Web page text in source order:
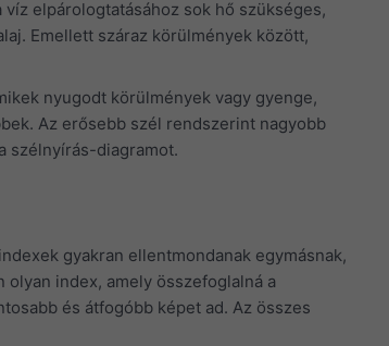
elpárologtatásához sok hő szükséges,
Emellett száraz körülmények között,
nyugodt körülmények vagy gyenge,
Az erősebb szél rendszerint nagyobb
szélnyírás-diagramot.
gyakran ellentmondanak egymásnak,
index, amely összefoglalná a
és átfogóbb képet ad. Az összes